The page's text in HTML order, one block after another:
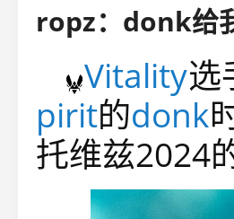
Vitality选
pirit的donk
托维兹2024